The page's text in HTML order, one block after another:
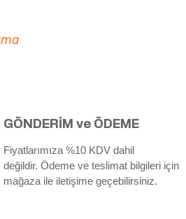
GÖNDERİM ve ÖDEME
Fiyatlarımıza %10 KDV dahil
değildir. Ödeme ve teslimat bilgileri için
mağaza ile iletişime geçebilirsiniz.